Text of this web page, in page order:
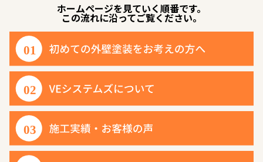
ホームページを見ていく順番です。
この流れに沿ってご覧ください。